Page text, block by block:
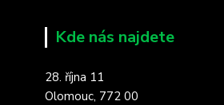
Kde nás najdete
28. října 11
Olomouc, 772 00